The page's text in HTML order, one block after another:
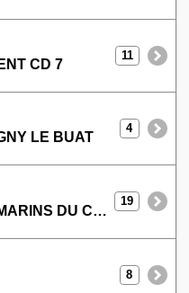
CD 7
11
LE BUAT
4
MECHOUI DES MARINS DU COTENTIN
19
8